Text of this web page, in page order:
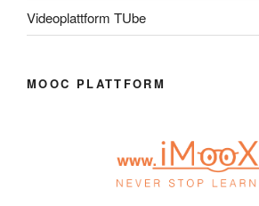
Videoplattform TUbe
MOOC PLATTFORM